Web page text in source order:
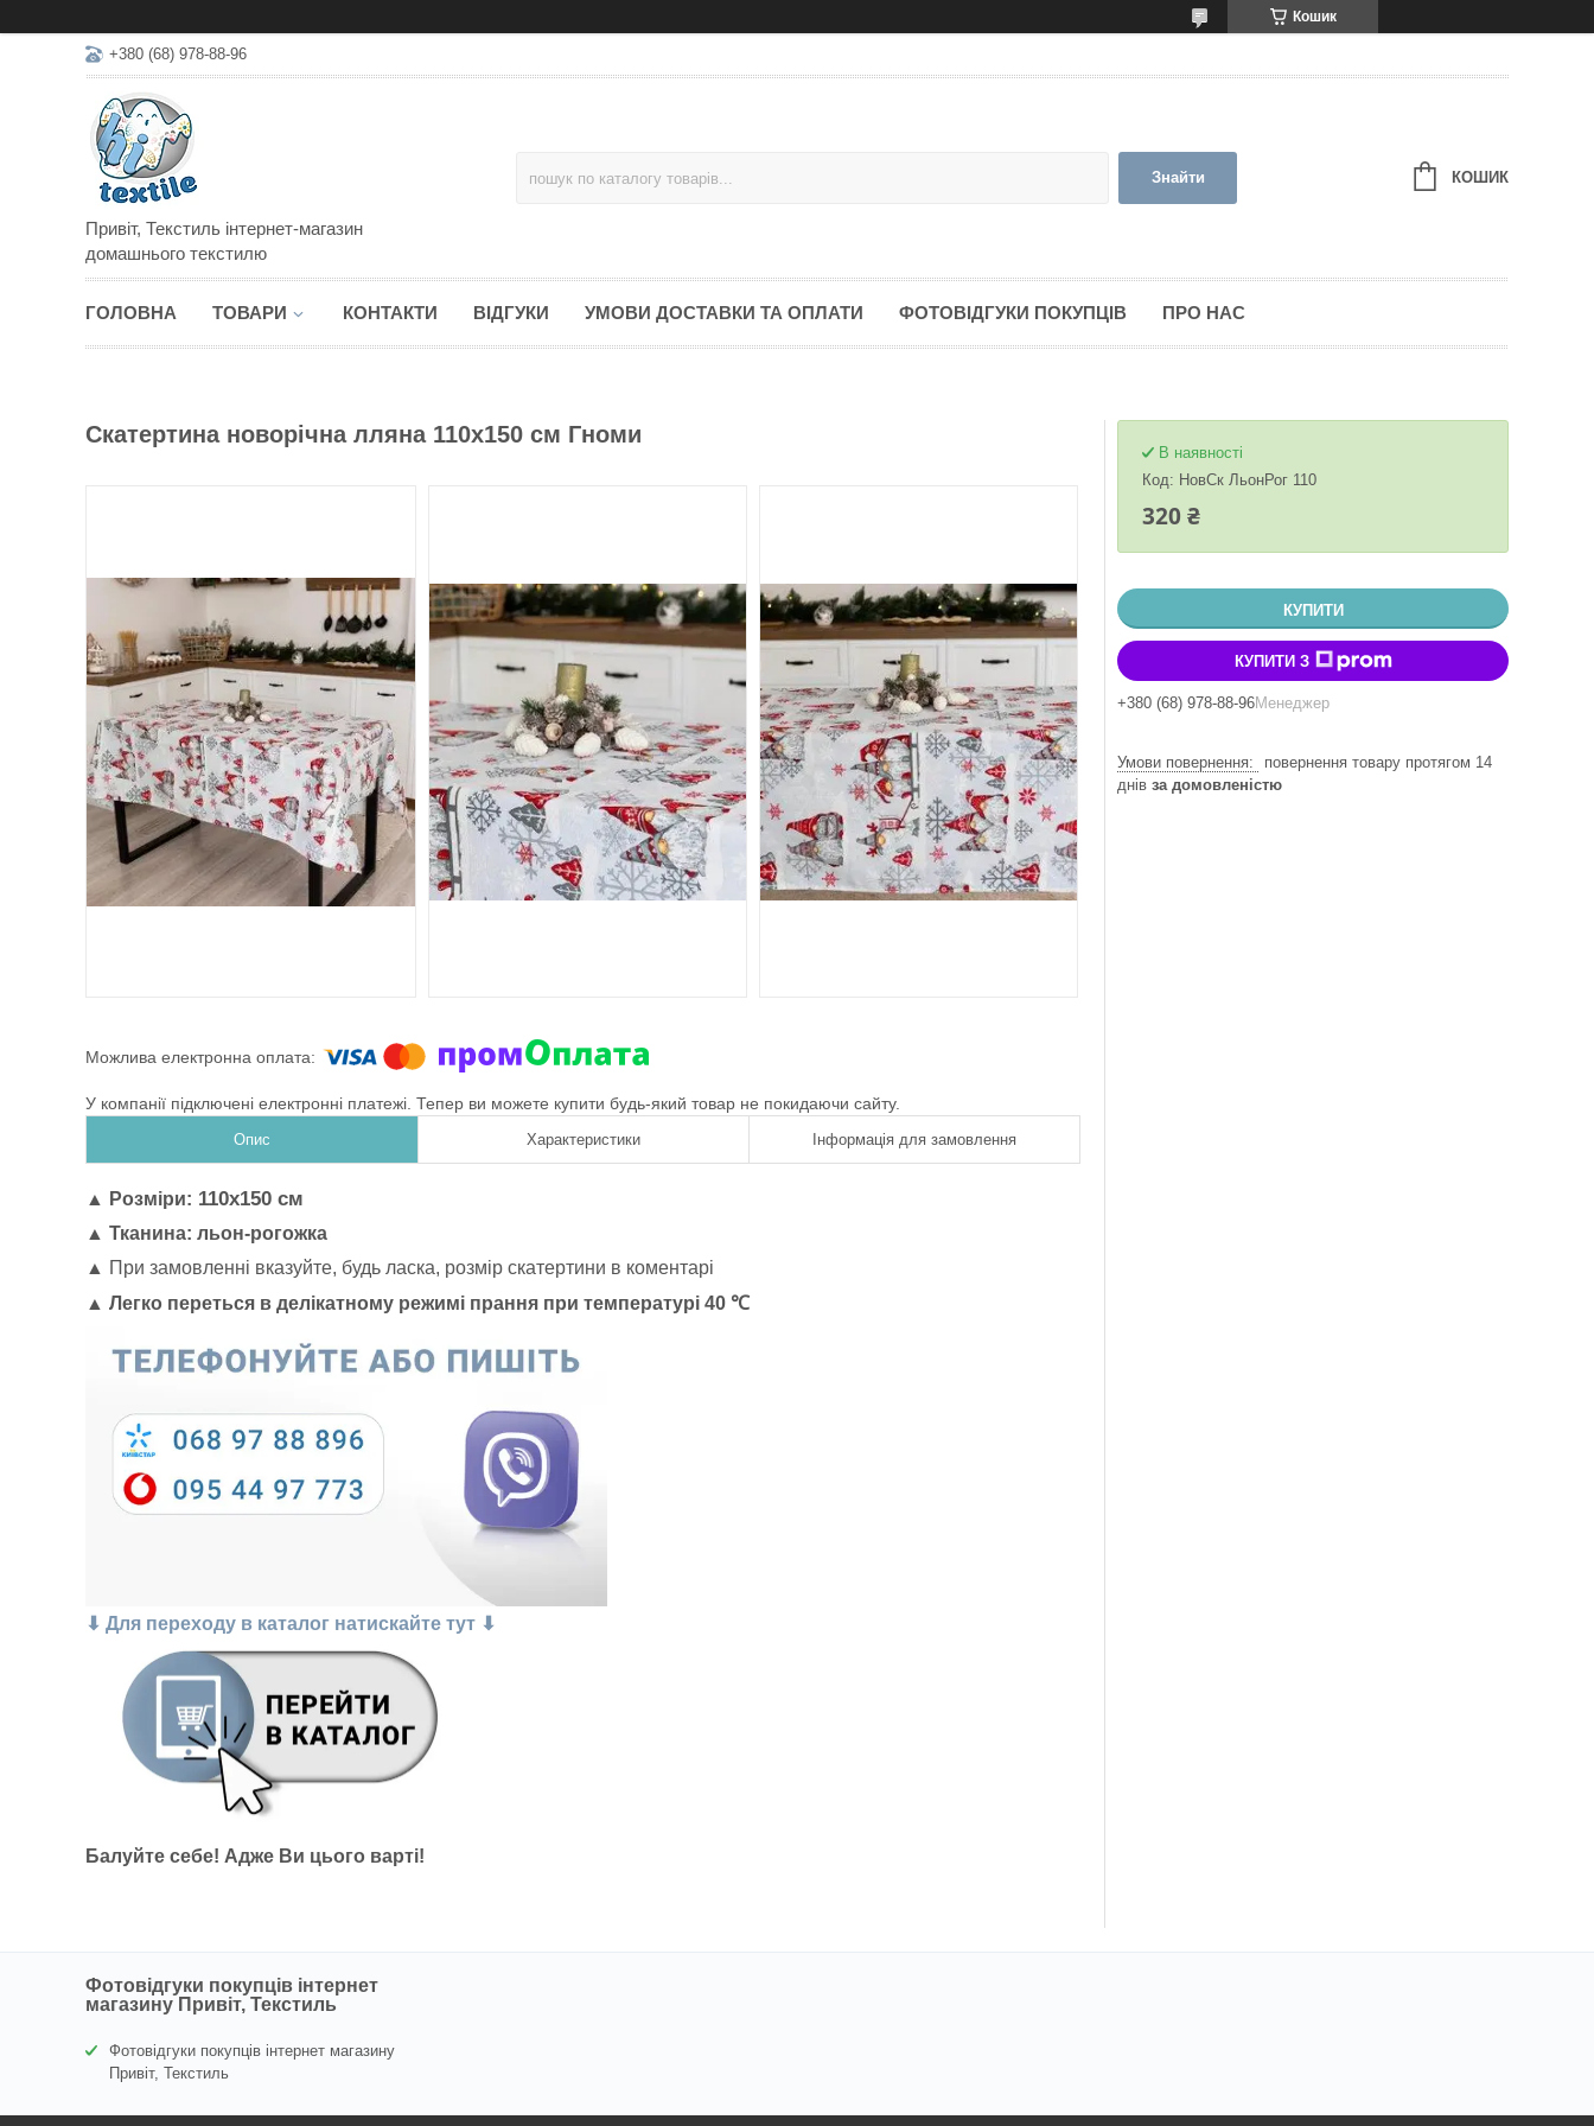
Кошик
+380 (68) 978-88-96
Привіт, Текстиль інтернет-магазин
домашнього текстилю
Знайти КОШИК
ГОЛОВНА ТОВАРИ КОНТАКТИ ВІДГУКИ УМОВИ ДОСТАВКИ ТА ОПЛАТИ ФОТОВІДГУКИ ПОКУПЦІВ ПРО НАС
Скатертина новорічна лляна 110х150 см Гноми
У компанії підключені електронні платежі. Тепер ви можете купити будь-який товар не покидаючи сайту.
Опис Характеристики Інформація для замовлення
▲ Розміри: 110х150 см
▲ Тканина: льон-рогожка
▲ При замовленні вказуйте, будь ласка, розмір скатертини в коментарі
▲ Легко переться в делікатному режимі прання при температурі 40 ℃
⬇ Для переходу в каталог натискайте тут ⬇
Балуйте себе! Адже Ви цього варті!
В наявності
Код: НовСк ЛьонРог 110
320 ₴
КУПИТИ
КУПИТИ З
+380 (68) 978-88-96Менеджер
повернення товару протягом 14
днів за домовленістю
Фотовідгуки покупців інтернет
магазину Привіт, Текстиль
Фотовідгуки покупців інтернет магазину
Привіт, Текстиль